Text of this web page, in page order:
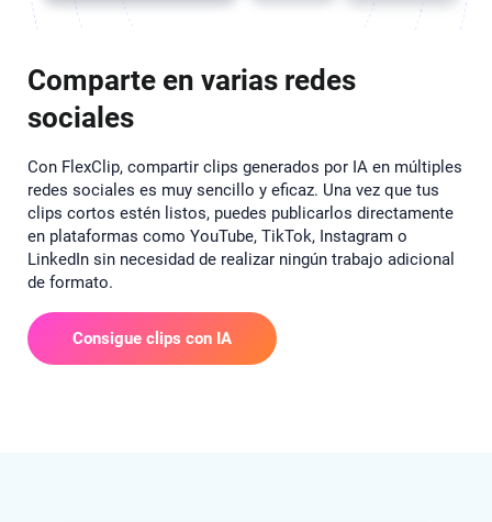
Comparte en varias redes
sociales
Con FlexClip, compartir clips generados por IA en múltiples
redes sociales es muy sencillo y eficaz. Una vez que tus
clips cortos estén listos, puedes publicarlos directamente
en plataformas como YouTube, TikTok, Instagram o
LinkedIn sin necesidad de realizar ningún trabajo adicional
de formato.
Consigue clips con IA